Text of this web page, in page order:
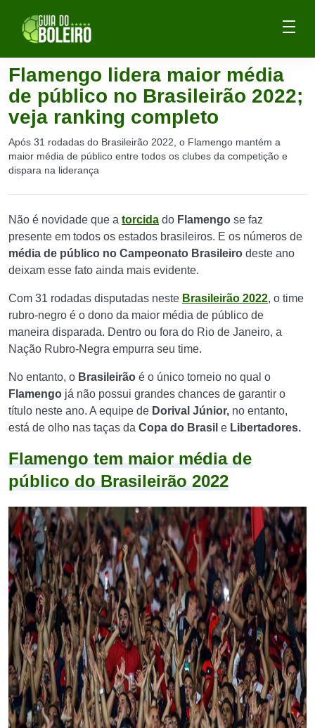
Flamengo lidera maior média
de público no Brasileirão 2022;
veja ranking completo
Após 31 rodadas do Brasileirão 2022, o Flamengo mantém a
maior média de público entre todos os clubes da competição e
dispara na liderança
Não é novidade que a torcida do Flamengo se faz
presente em todos os estados brasileiros. E os números de
média de público no Campeonato Brasileiro deste ano
deixam esse fato ainda mais evidente.
Com 31 rodadas disputadas neste Brasileirão 2022, o time
rubro-negro é o dono da maior média de público de
maneira disparada. Dentro ou fora do Rio de Janeiro, a
Nação Rubro-Negra empurra seu time.
No entanto, o Brasileirão é o único torneio no qual o
Flamengo já não possui grandes chances de garantir o
título neste ano. A equipe de Dorival Júnior, no entanto,
está de olho nas taças da Copa do Brasil e Libertadores.
Flamengo tem maior média de
público do Brasileirão 2022